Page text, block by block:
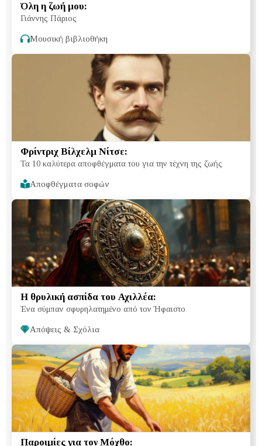
Όλη η ζωή μου:
Γιάννης Πάριος
Μουσική βιβλιοθήκη
Φρίντριχ Βίλχελμ Νίτσε:
Τα 10 καλύτερα αποφθέγματα του για την τέχνη της ζωής
Αποφθέγματα σοφών
Η θρυλική ασπίδα του Αχιλλέα:
Ένα σύμπαν σφυρηλατημένο από τον Ήφαιστο
Απόψεις & Σχόλια
Παροιμίες για τον Μόχθο: